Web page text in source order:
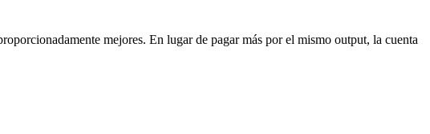
mejores. En lugar de pagar más por el mismo output, la cuenta